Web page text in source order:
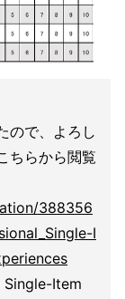
ので、よろし
ちらから閲覧
388356
I
Item